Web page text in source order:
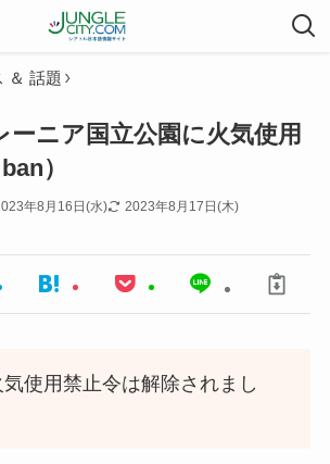
＆ 話題
ーニア国立公園に火気使用
）
年8月16日(水) 2023年8月17日(木)
気使用禁止令は解除されまし